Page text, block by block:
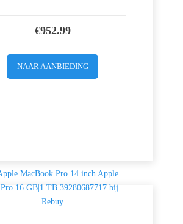
€952.99
NAAR AANBIEDING